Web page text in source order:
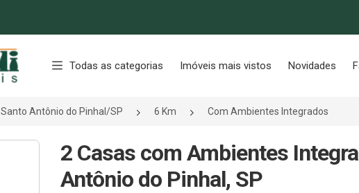
Todas as categorias Imóveis mais vistos Novidades
Santo Antônio do Pinhal/SP 6 Km Com Ambientes Integrados
2 Casas com Ambientes
Antônio do Pinhal, SP